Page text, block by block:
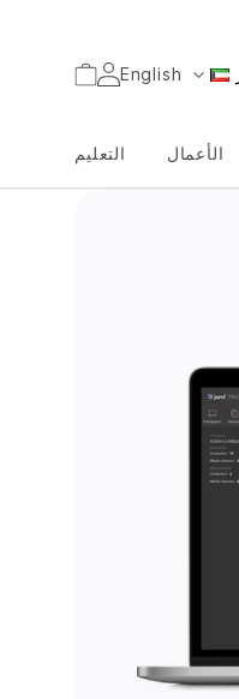
اللغة English السلة
الأعمال التعليم